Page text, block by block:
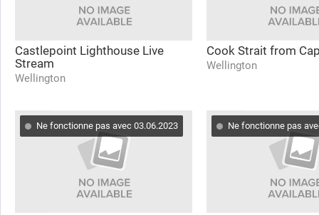
Castlepoint Lighthouse Live
Stream
Wellington
Cook Strait from
Wellington
Ne fonctionne pas avec 03.06.2023 Ne fonctionne pas